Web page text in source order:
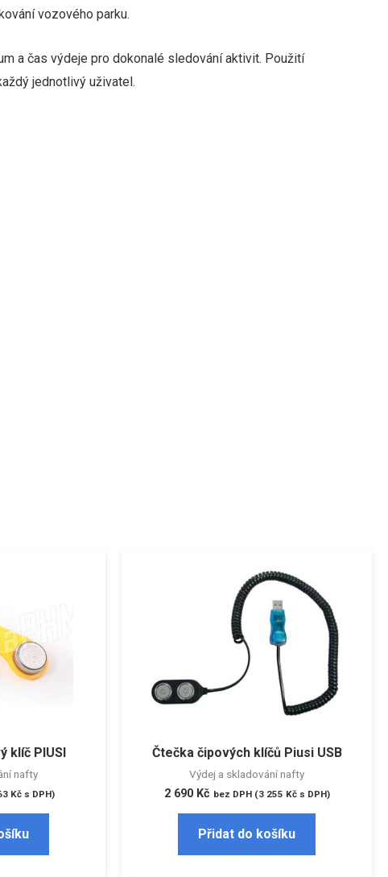
vozového parku.
a čas výdeje pro dokonalé sledování aktivit. Použití
jednotlivý uživatel.
klíč PIUSI
nafty
Kčs DPH)
Čtečka čipových klíčů Piusi USB
Výdej a skladování nafty
2 690 Kč bez DPH (3 255 Kčs DPH)
Přidat do košíku